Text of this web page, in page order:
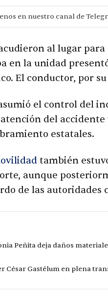
en nuestro canal de
al lugar
en la unidad
El conductor, por
el control del
del accidente
estatales.
también
aunque
de las autoridades
Peñita deja daños
César Gastélum en plena